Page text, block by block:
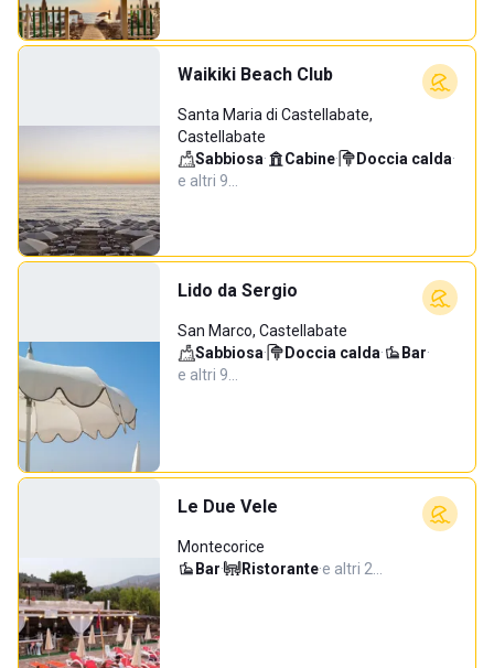
Waikiki Beach Club
Santa Maria di Castellabate,
Castellabate
Sabbiosa· Cabine· Doccia calda·
e altri 9…
Lido da Sergio
San Marco, Castellabate
Sabbiosa· Doccia calda· Bar·
e altri 9…
Le Due Vele
Montecorice
Bar· Ristorante·e altri 2…